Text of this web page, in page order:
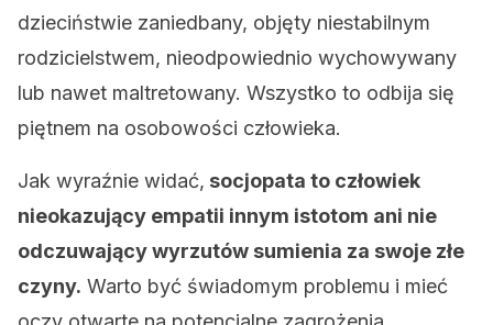
dzieciństwie zaniedbany, objęty niestabilnym
rodzicielstwem, nieodpowiednio wychowywany
lub nawet maltretowany. Wszystko to odbija się
piętnem na osobowości człowieka.
Jak wyraźnie widać, socjopata to człowiek
nieokazujący empatii innym istotom ani nie
odczuwający wyrzutów sumienia za swoje złe
czyny. Warto być świadomym problemu i mieć